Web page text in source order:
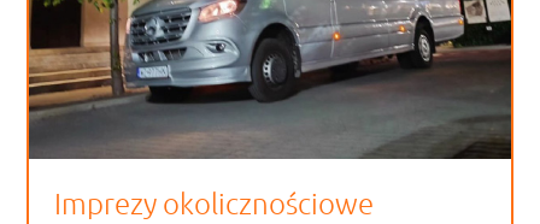
Imprezy okolicznościowe